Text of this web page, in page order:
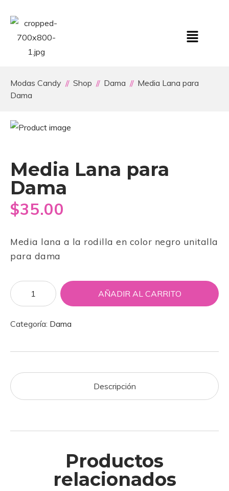
Modas Candy Shop Dama
Media Lana para
Dama
Media Lana para
Dama
$35.00
Media lana a la rodilla en color negro unitalla
para dama
AÑADIR AL CARRITO
Categoría: Dama
Descripción
Productos
relacionados